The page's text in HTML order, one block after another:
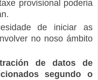
provisional poderia
de iniciar as
no noso ámbito
de datos de
segundo o